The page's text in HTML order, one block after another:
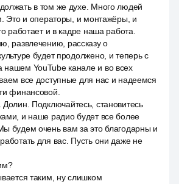
в том же духе. Много людей
Это и операторы, и монтажёры, и
работает и в кадре наша работа.
развлечению, рассказу о
будет продолжено, и теперь с
YouTube канале и во всех
все доступные для нас и надеемся
финансовой.
Подключайтесь, становитесь
и наше радио будет все более
будем очень вам за это благодарны и
для вас. Пусть они даже не
таким, ну слишком